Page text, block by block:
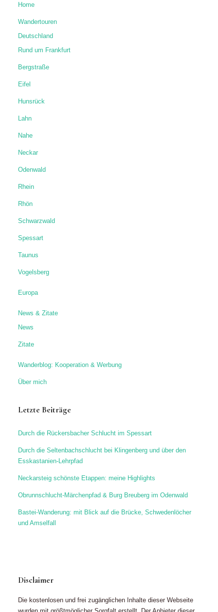
Home
Wandertouren
Deutschland
Rund um Frankfurt
Bergstraße
Eifel
Hunsrück
Lahn
Nahe
Neckar
Odenwald
Rhein
Rhön
Schwarzwald
Spessart
Taunus
Vogelsberg
Europa
News & Zitate
News
Zitate
Wanderblog: Kooperation & Werbung
Über mich
Letzte Beiträge
Durch die Rückersbacher Schlucht im Spessart
Durch die Seltenbachschlucht bei Klingenberg und über den
Esskastanien-Lehrpfad
Neckarsteig schönste Etappen: meine Highlights
Obrunnschlucht-Märchenpfad & Burg Breuberg im Odenwald
Bastei-Wanderung: mit Blick auf die Brücke, Schwedenlöcher
und Amselfall
Disclaimer
Die kostenlosen und frei zugänglichen Inhalte dieser Webseite